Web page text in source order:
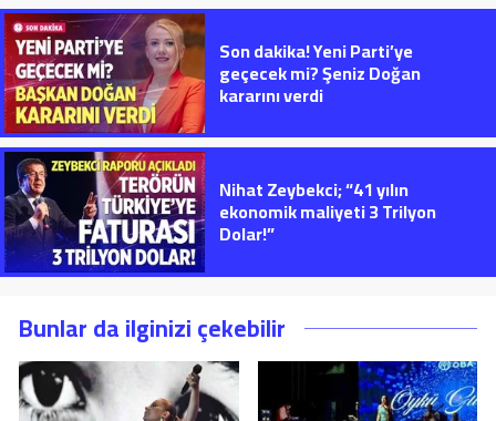
Son dakika! Yeni Parti’ye
geçecek mi? Şeniz Doğan
kararını verdi
Nihat Zeybekci; “41 yılın
ekonomik maliyeti 3 Trilyon
Dolar!”
Bunlar da ilginizi çekebilir